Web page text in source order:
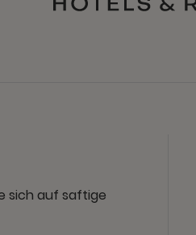
sich auf saftige